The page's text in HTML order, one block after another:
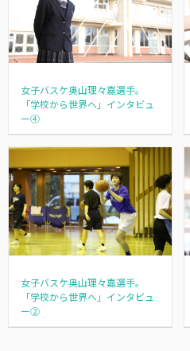
女子バスケ奥山理々嘉選手。
「学校から世界へ」インタビュ
ー④
女子バスケ奥山理々嘉選手。
「学校から世界へ」インタビュ
ー②